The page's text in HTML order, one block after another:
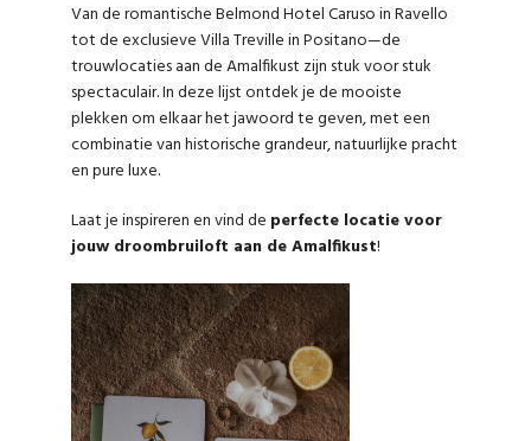
Van de romantische Belmond Hotel Caruso in Ravello
tot de exclusieve Villa Treville in Positano—de
trouwlocaties aan de Amalfikust zijn stuk voor stuk
spectaculair. In deze lijst ontdek je de mooiste
plekken om elkaar het jawoord te geven, met een
combinatie van historische grandeur, natuurlijke pracht
en pure luxe.
Laat je inspireren en vind de perfecte locatie voor
jouw droombruiloft aan de Amalfikust!